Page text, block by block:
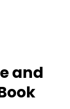
and